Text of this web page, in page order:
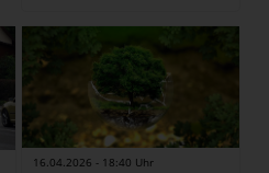
16.04.2026 - 18:40 Uhr